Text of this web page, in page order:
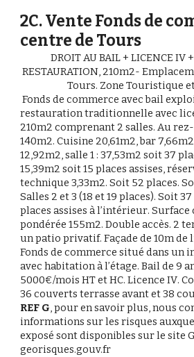
2C. Vente Fonds de
centre de Tours
DROIT AU BAIL + LICENCE IV
RESTAURATION, 210m2-
Tours. Zone Touristique
Fonds de commerce avec bail
restauration traditionnelle avec
210m2 comprenant 2 salles. Au
140m2.Cuisine 20,61m2, bar
12,92m2, salle 1 : 37,53m2 soit 37
15,39m2 soit 15 places assises,
technique 3,33m2. Soit 52 places.
Salles 2 et 3 (18 et 19 places). Soit
places assises à l’intérieur.Surface
pondérée 155m2. Double accès. 2
un patio privatif. Façade de 10m de
Fonds de commerce situé dans un
avec habitation à l’étage. Bail de 9
5000€/mois HT et HC. Licence IV.
36 couverts terrasse avant et 38
REF G, pour en savoir plus, nous
informations sur les risques
exposé sont disponibles sur le site
georisques.gouv.fr